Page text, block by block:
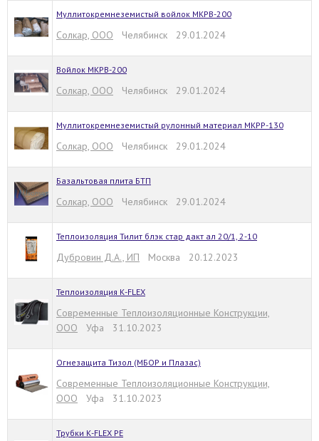
Муллитокремнеземистый войлок МКРВ-200
Солкар, ООО Челябинск 29.01.2024
Войлок МКРВ-200
Солкар, ООО Челябинск 29.01.2024
Муллитокремнеземистый рулонный материал МКРР-130
Солкар, ООО Челябинск 29.01.2024
Базальтовая плита БТП
Солкар, ООО Челябинск 29.01.2024
Теплоизоляция Тилит блэк стар дакт ал 20/1, 2-10
Дубровин Д.А., ИП Москва 20.12.2023
Теплоизоляция К-FLEX
Современные Теплоизоляционные Конструкции,
ООО Уфа 31.10.2023
Огнезащита Тизол (МБОР и Плазас)
Современные Теплоизоляционные Конструкции,
ООО Уфа 31.10.2023
Трубки К-FLEX РЕ